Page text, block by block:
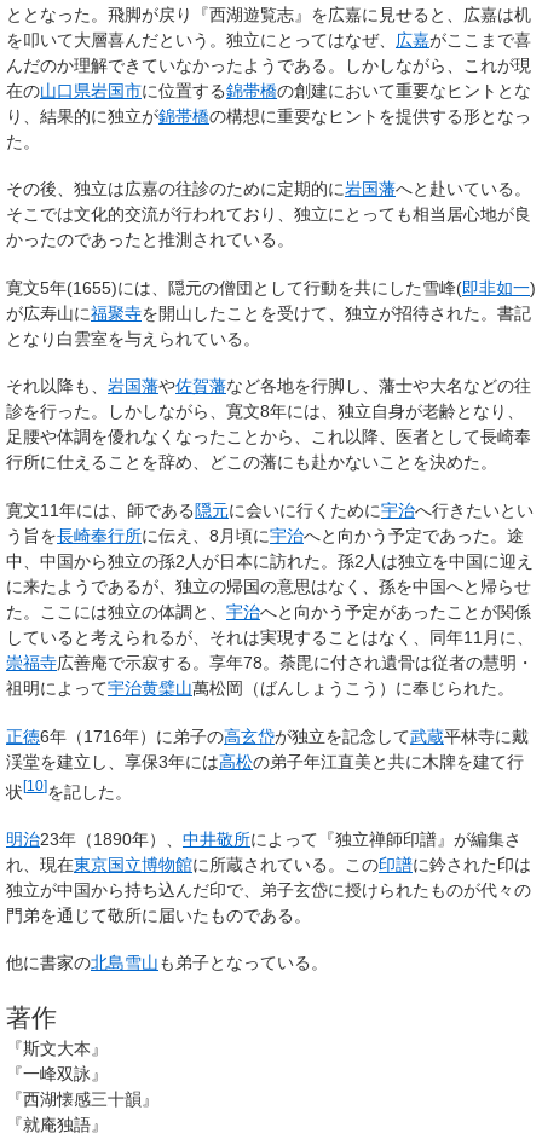
ととなった。飛脚が戻り『西湖遊覧志』を広嘉に見せると、広嘉は机
を叩いて大層喜んだという。独立にとってはなぜ、 広嘉がここまで喜
んだのか理解できていなかったようである。しかしながら、これが現
在の山口県岩国市に位置する錦帯橋の創建において重要なヒントとな
り、結果的に独立が錦帯橋の構想に重要なヒントを提供する形となっ
た。
その後、独立は広嘉の往診のために定期的に岩国藩へと赴いている。
そこでは文化的交流が行われており、独立にとっても相当居心地が良
かったのであったと推測されている。
寛文5年(1655)には、隠元の僧団として行動を共にした雪峰(即非如一)
が広寿山に福聚寺を開山したことを受けて、独立が招待された。書記
となり白雲室を与えられている。
それ以降も、 岩国藩や佐賀藩など各地を行脚し、藩士や大名などの往
診を行った。しかしながら、寛文8年には、独立自身が老齢となり、
足腰や体調を優れなくなったことから、これ以降、医者として長崎奉
行所に仕えることを辞め、どこの藩にも赴かないことを決めた。
寛文11年には、師である隠元に会いに行くために宇治へ行きたいとい
う旨を長崎奉行所に伝え、8月頃に宇治へと向かう予定であった。途
中、中国から独立の孫2人が日本に訪れた。孫2人は独立を中国に迎え
に来たようであるが、独立の帰国の意思はなく、孫を中国へと帰らせ
た。ここには独立の体調と、 宇治へと向かう予定があったことが関係
していると考えられるが、それは実現することはなく、同年11月に、
崇福寺広善庵で示寂する。享年78。荼毘に付され遺骨は従者の慧明・
祖明によって宇治黄檗山萬松岡（ばんしょうこう）に奉じられた。
正徳6年（1716年）に弟子の高玄岱が独立を記念して武蔵平林寺に戴
渓堂を建立し、享保3年には高松の弟子年江直美と共に木牌を建て行
状[10]を記した。
明治23年（1890年）、 中井敬所によって『独立禅師印譜』が編集さ
れ、現在東京国立博物館に所蔵されている。この印譜に鈐された印は
独立が中国から持ち込んだ印で、弟子玄岱に授けられたものが代々の
門弟を通じて敬所に届いたものである。
他に書家の北島雪山も弟子となっている。
著作
『斯文大本』
『一峰双詠』
『西湖懐感三十韻』
『就庵独語』